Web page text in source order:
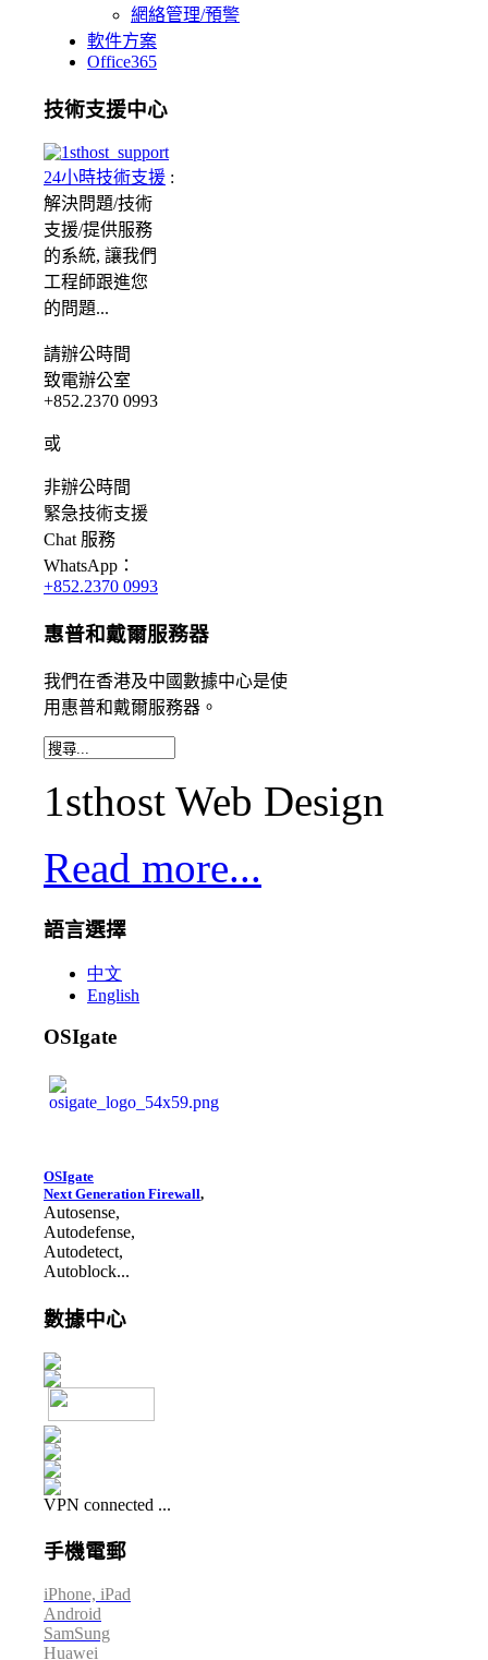
網絡管理/預警
軟件方案
Office365
技術支援中心
24小時技術支援 :
解決問題/技術
支援/提供服務
的系統, 讓我們
工程師跟進您
的問題...
請辦公時間
致電辦公室
+852.2370 0993
或
非辦公時間
緊急技術支援
Chat 服務
WhatsApp：
+852.2370 0993
惠普和戴爾服務器
我們在香港及中國數據中心是使
用 惠普和戴爾服務器。
1sthost Web Design
Read more...
語言選擇
中文
English
OSIgate
OSIgate
Next Generation Firewall,
Autosense,
Autodefense,
Autodetect,
Autoblock...
數據中心
VPN connected ...
手機電郵
iPhone, iPad
Android
SamSung
Huawei